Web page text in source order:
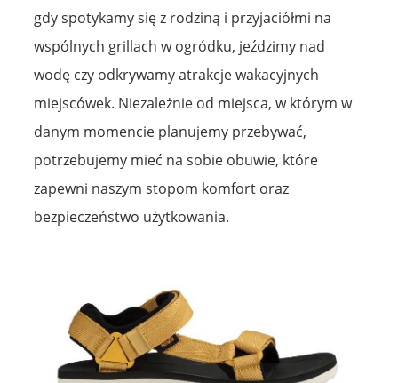
gdy spotykamy się z rodziną i przyjaciółmi na
wspólnych grillach w ogródku, jeździmy nad
wodę czy odkrywamy atrakcje wakacyjnych
miejscówek. Niezależnie od miejsca, w którym w
danym momencie planujemy przebywać,
potrzebujemy mieć na sobie obuwie, które
zapewni naszym stopom komfort oraz
bezpieczeństwo użytkowania.